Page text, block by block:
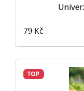
79 Kč
TOP